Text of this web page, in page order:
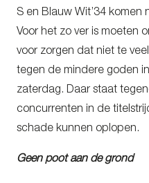
S en Blauw Wit’34
Voor het zo ver is moeten
voor zorgen dat niet te
tegen de mindere goden
zaterdag. Daar staat
concurrenten in de
schade kunnen oplopen.
Geen poot aan de grond